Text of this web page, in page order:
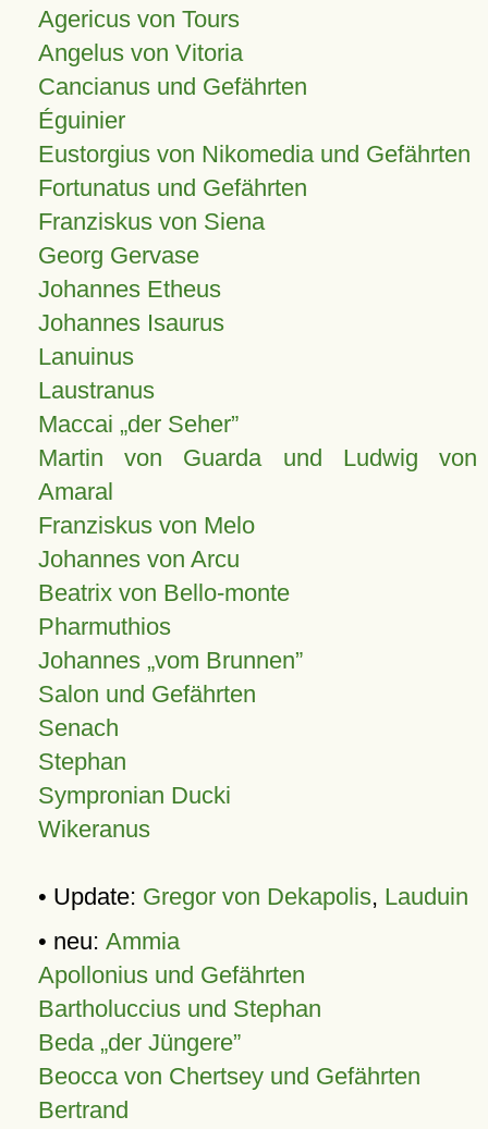
Agericus von Tours
Angelus von Vitoria
Cancianus und Gefährten
Éguinier
Eustorgius von Nikomedia und Gefährten
Fortunatus und Gefährten
Franziskus von Siena
Georg Gervase
Johannes Etheus
Johannes Isaurus
Lanuinus
Laustranus
Maccai „der Seher”
Martin von Guarda und Ludwig von
Amaral
Franziskus von Melo
Johannes von Arcu
Beatrix von Bello-monte
Pharmuthios
Johannes vom Brunnen
Salon und Gefährten
Senach
Stephan
Sympronian Ducki
Wikeranus
• Update: Gregor von Dekapolis, Lauduin
• neu: Ammia
Apollonius und Gefährten
Bartholuccius und Stephan
Beda „der Jüngere”
Beocca von Chertsey und Gefährten
Bertrand